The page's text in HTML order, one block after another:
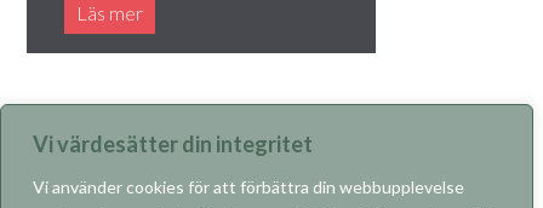
Vi värdesätter din integritet
Vi använder cookies för att förbättra din webbupplevelse
Läs mer